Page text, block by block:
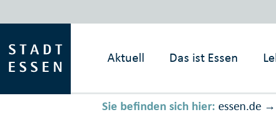
Aktuell Das ist Essen
Sie befinden sich hier: essen.de →